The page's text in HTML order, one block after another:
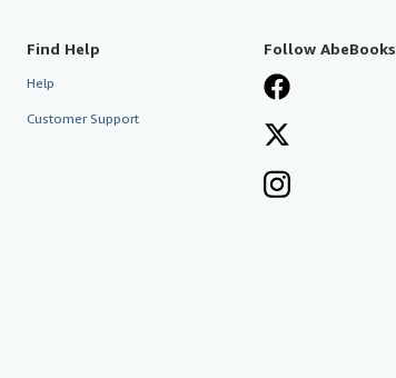
Find Help
Help
Customer Support
Follow AbeBooks